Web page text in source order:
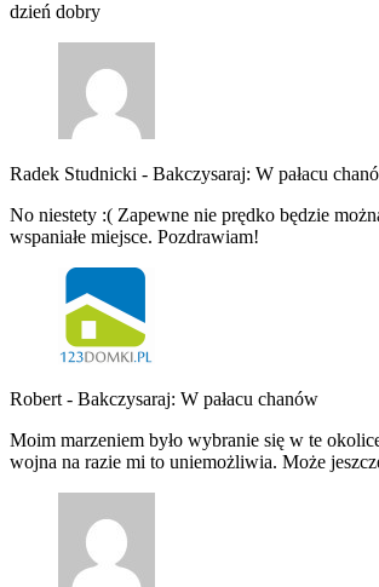
dzień dobry
Radek Studnicki - Bakczysaraj: W pałacu
No niestety :( Zapewne nie prędko będzie
wspaniałe miejsce. Pozdrawiam!
Robert - Bakczysaraj: W pałacu chanów
Moim marzeniem było wybranie się w te
wojna na razie mi to uniemożliwia. Może